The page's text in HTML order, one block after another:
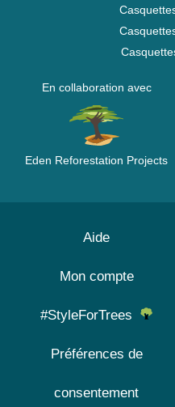
En collaboration avec
Eden Reforestation Projects
Aide
Mon compte
#StyleForTrees
Préférences de
consentement